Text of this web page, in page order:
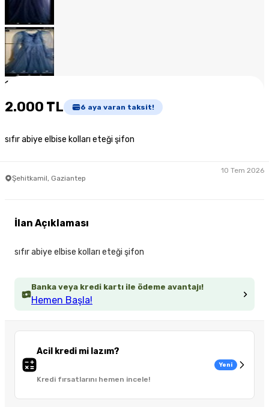
1
2.000 TL 6 aya varan taksit!
sıfır abiye elbise kolları eteği şifon
Şehitkamil, Gaziantep
10 Tem 2026
Banka veya kredi kartı ile ödeme avantajı!
Hemen Başla!
Acil kredi mi lazım?
Kredi fırsatlarını hemen incele!
Yeni
İlan Açıklaması
sıfır abiye elbise kolları eteği şifon